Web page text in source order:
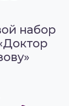
набор